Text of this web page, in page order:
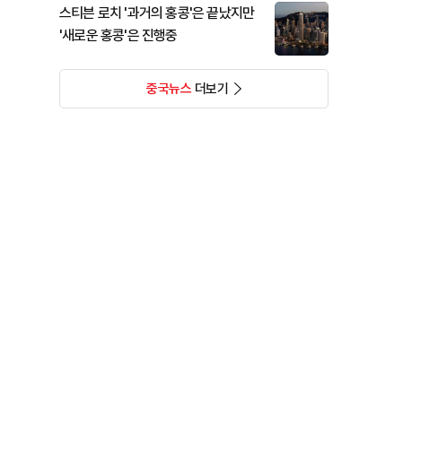
스티븐 로치 '과거의 홍콩'은 끝났지만
'새로운 홍콩'은 진행중
중국뉴스더보기